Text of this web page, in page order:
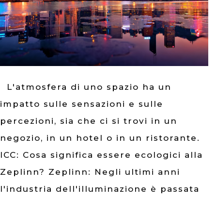
L'atmosfera di uno spazio ha un
impatto sulle sensazioni e sulle
percezioni, sia che ci si trovi in un
negozio, in un hotel o in un ristorante.
ICC: Cosa significa essere ecologici alla
Zeplinn? Zeplinn: Negli ultimi anni
l'industria dell'illuminazione è passata